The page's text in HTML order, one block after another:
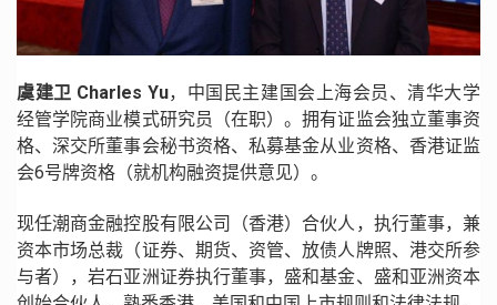
虞建卫 Charles Yu，中国民主建国会上海会员、清华大学
经管学院商业模式研究员（在职）。拥有证监会独立董事资
格、深交所董事会秘书资格、私募基金从业资格、香港证监
会6号牌资格（就机构融资提供意见）。
现任潮商金融控股有限公司（香港）合伙人，执行董事，兼
资本市场总裁（证券、期货、资管、放债人牌照、港交所参
与者），岩石亚洲证券执行董事，盛和基金、盛和亚洲资本